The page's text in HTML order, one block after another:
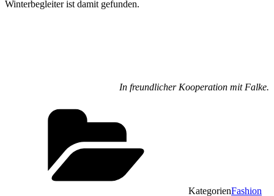
Winterbegleiter ist damit gefunden.
In freundlicher Kooperation mit Falke.
KategorienFashion